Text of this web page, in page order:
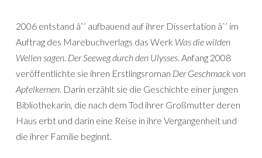
2006 entstand âˆ’ aufbauend auf ihrer Dissertation âˆ’ im
Auftrag des Marebuchverlags das Werk Was die wilden
Wellen sagen. Der Seeweg durch den Ulysses. Anfang 2008
veröffentlichte sie ihren Erstlingsroman Der Geschmack von
Apfelkernen. Darin erzählt sie die Geschichte einer jungen
Bibliothekarin, die nach dem Tod ihrer Großmutter deren
Haus erbt und darin eine Reise in ihre Vergangenheit und
die ihrer Familie beginnt.